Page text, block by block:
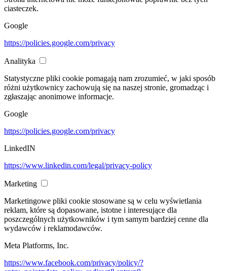
ciasteczek.
Google
https://policies.google.com/privacy
Analityka
Statystyczne pliki cookie pomagają nam zrozumieć, w jaki sposób
różni użytkownicy zachowują się na naszej stronie, gromadząc i
zgłaszając anonimowe informacje.
Google
https://policies.google.com/privacy
LinkedIN
https://www.linkedin.com/legal/privacy-policy
Marketing
Marketingowe pliki cookie stosowane są w celu wyświetlania
reklam, które są dopasowane, istotne i interesujące dla
poszczególnych użytkowników i tym samym bardziej cenne dla
wydawców i reklamodawców.
Meta Platforms, Inc.
https://www.facebook.com/privacy/policy/?